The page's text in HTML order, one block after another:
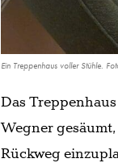
Ein Treppenhaus voller Stühle.
Das
Wegner
Rückweg